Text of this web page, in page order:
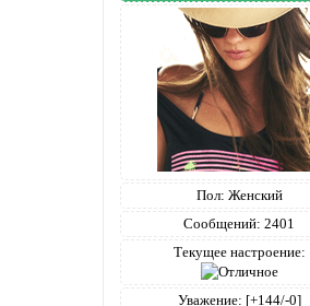
Пол: Женский
Сообщений: 2401
Текущее настроение:
Уважение: [+144/-0]